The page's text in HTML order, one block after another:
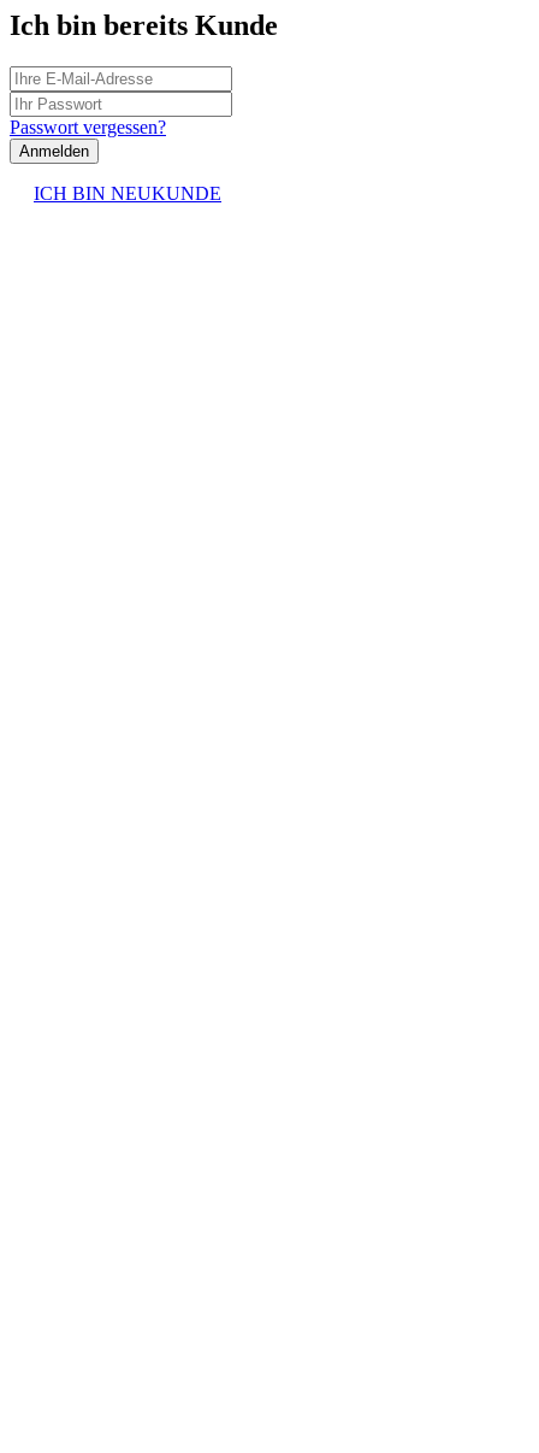
Ich bin bereits Kunde
Passwort vergessen?
Anmelden
ICH BIN NEUKUNDE